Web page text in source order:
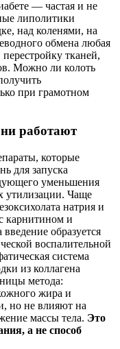
— частая и не
липолитики
над коленями, на
обмена любая
тканей,
Можно ли колоть
при грамотном
работают
которые
для запуска
уменьшения
утилизации. Чаще
натрия и
карнитином и
образуется
воспалительной
система
из коллагена
метода:
жира и
но не влияют на
массы тела. Это
а не способ